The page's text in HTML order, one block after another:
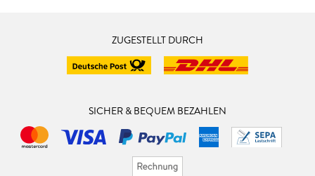
ZUGESTELLT DURCH
SICHER & BEQUEM BEZAHLEN